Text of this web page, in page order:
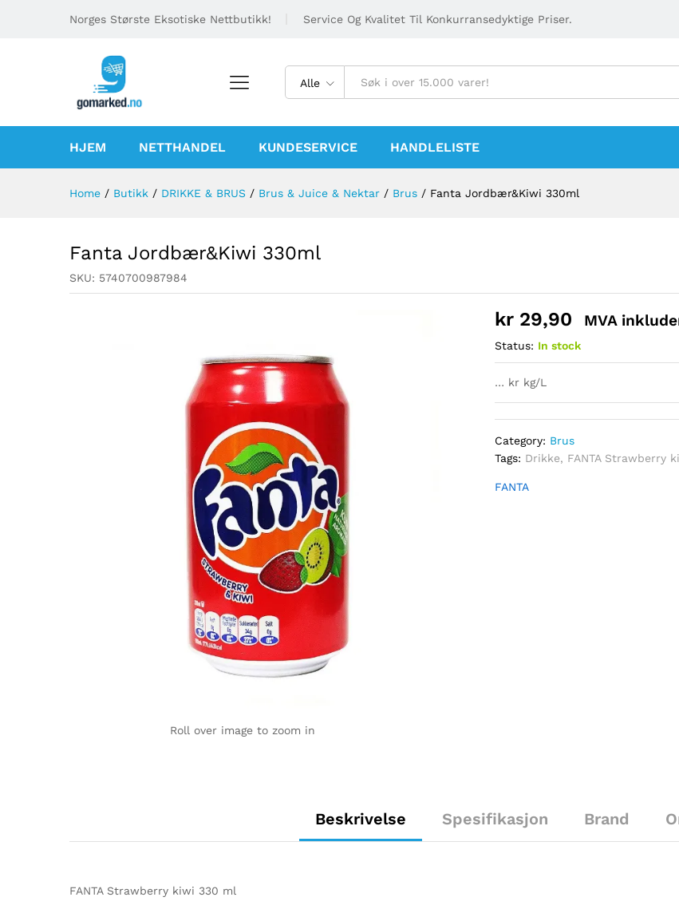
Norges Største Eksotiske Nettbutikk! Service Og Kvalitet Til Konkurransedyktige Priser.
Alle
HJEM NETTHANDEL KUNDESERVICE HANDLELISTE
Home / Butikk / DRIKKE & BRUS / Brus & Juice & Nektar / Brus / Fanta Jordbær&Kiwi 330ml
Fanta Jordbær&Kiwi 330ml
SKU: 5740700987984
Roll over image to zoom in
kr 29,90 MVA
Status: In stock
… kr kg/L
Category: Brus
Tags: Drikke, FANTA Strawberry
FANTA
Beskrivelse Spesifikasjon Brand
FANTA Strawberry kiwi 330 ml